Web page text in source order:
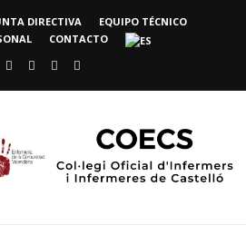
DIRECTIVA
EQUIPO TÉCNICO
CONTACTO